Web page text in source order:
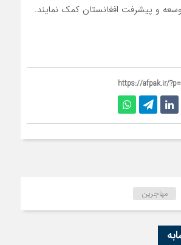
و پیشرفت افغانستان کمک نمایند.
https://afpak.ir/
مهاجرین